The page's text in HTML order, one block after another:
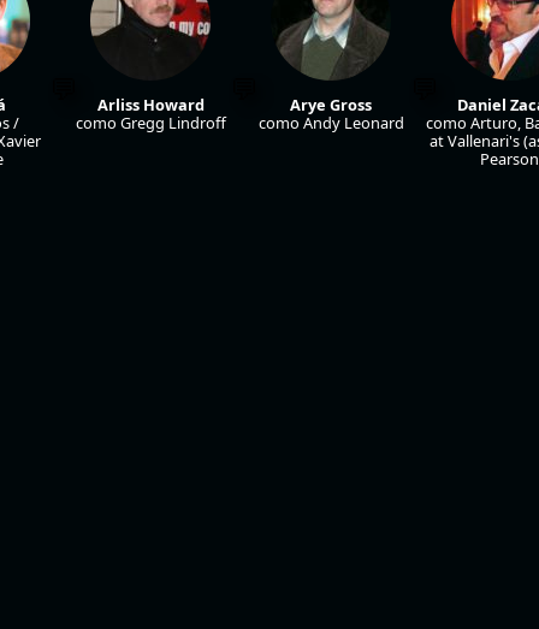
/
Arliss Howard
como Gregg Lindroff
Arye Gross
como Andy Leonard
Daniel
como Arturo,
at Vallenari's